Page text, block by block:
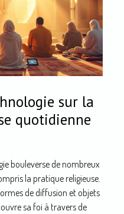
sur la
quotidienne
bouleverse de nombreux
la pratique religieuse.
de diffusion et objets
sa foi à travers de